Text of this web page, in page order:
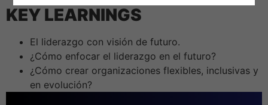
KEY LEARNINGS
El liderazgo con visión de futuro.
¿Cómo enfocar el liderazgo en el futuro?
¿Cómo crear organizaciones flexibles, inclusivas y
en evolución?